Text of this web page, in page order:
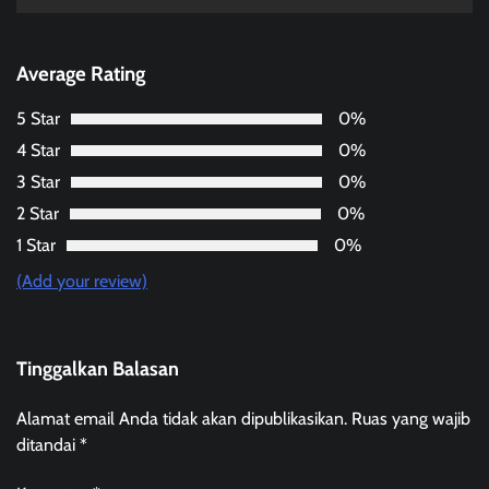
Average Rating
5 Star
0%
4 Star
0%
3 Star
0%
2 Star
0%
1 Star
0%
(Add your review)
Tinggalkan Balasan
Alamat email Anda tidak akan dipublikasikan. Ruas yang wajib
ditandai *